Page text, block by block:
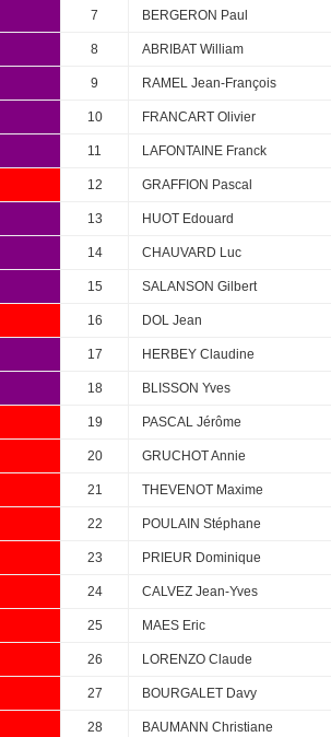
7 BERGERON Paul
8 ABRIBAT William
9 RAMEL Jean-François
10 FRANCART Olivier
11 LAFONTAINE Franck
12 GRAFFION Pascal
13 HUOT Edouard
14 CHAUVARD Luc
15 SALANSON Gilbert
16 DOL Jean
17 HERBEY Claudine
18 BLISSON Yves
19 PASCAL Jérôme
20 GRUCHOT Annie
21 THEVENOT Maxime
22 POULAIN Stéphane
23 PRIEUR Dominique
24 CALVEZ Jean-Yves
25 MAES Eric
26 LORENZO Claude
27 BOURGALET Davy
28 BAUMANN Christiane